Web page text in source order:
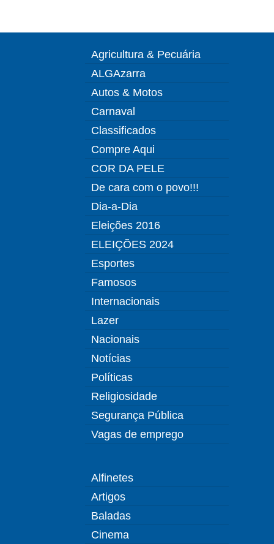
Agricultura & Pecuária
ALGAzarra
Autos & Motos
Carnaval
Classificados
Compre Aqui
COR DA PELE
De cara com o povo!!!
Dia-a-Dia
Eleições 2016
ELEIÇÕES 2024
Esportes
Famosos
Internacionais
Lazer
Nacionais
Notícias
Políticas
Religiosidade
Segurança Pública
Vagas de emprego
Alfinetes
Artigos
Baladas
Cinema